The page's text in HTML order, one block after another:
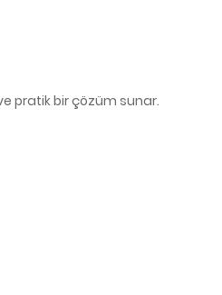
pratik bir çözüm sunar.